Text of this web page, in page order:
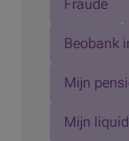
Fraude
Beobank
Mijn
Mijn